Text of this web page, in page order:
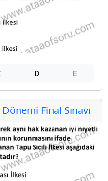
D E
Final Sınavı